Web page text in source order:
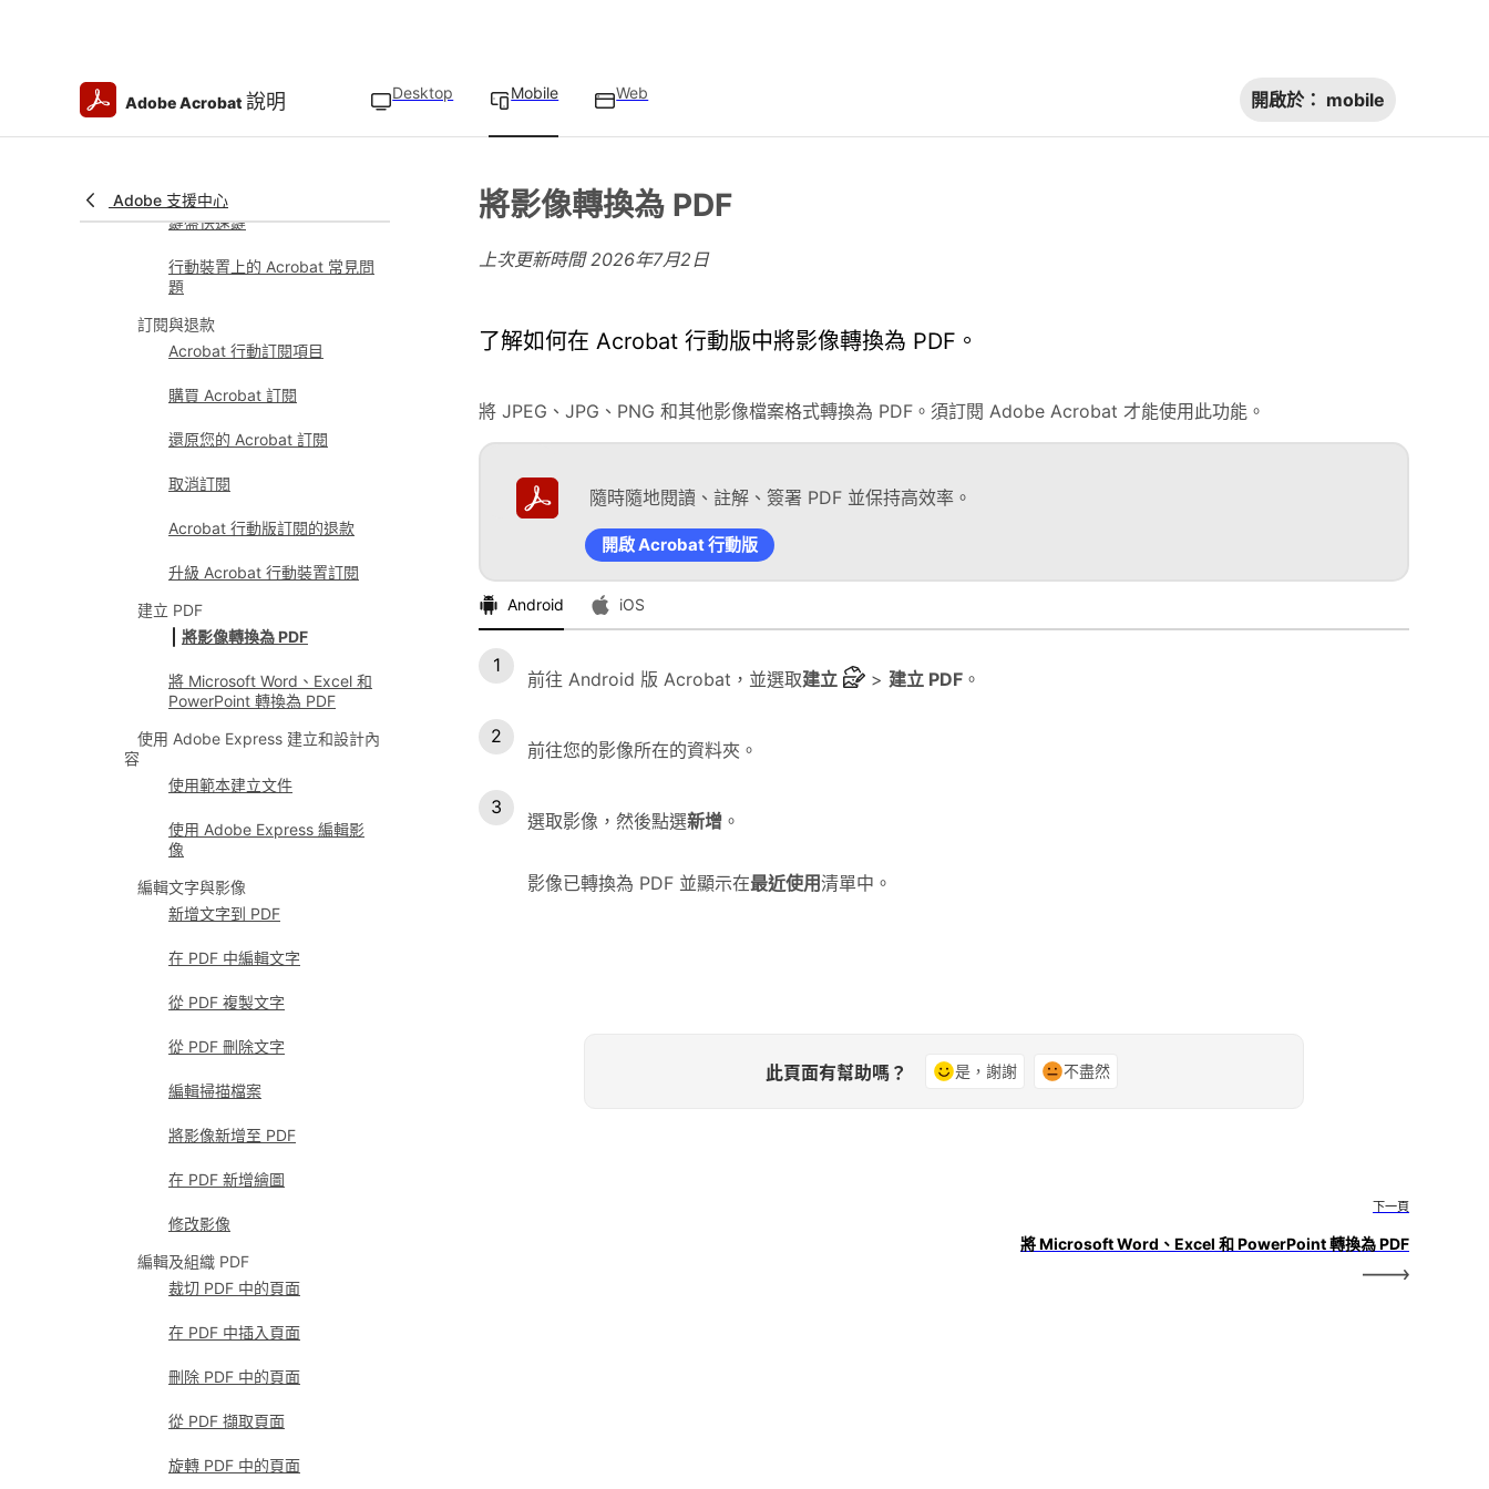
Adobe Acrobat 說明 Desktop Mobile Web 開啟於： mobile
Adobe 支援中心
技術要求
鍵盤快速鍵
行動裝置上的 Acrobat 常見問
題
訂閱與退款
Acrobat 行動訂閱項目
購買 Acrobat 訂閱
還原您的 Acrobat 訂閱
取消訂閱
Acrobat 行動版訂閱的退款
升級 Acrobat 行動裝置訂閱
建立 PDF
將影像轉換為 PDF
將 Microsoft Word、Excel 和
PowerPoint 轉換為 PDF
使用 Adobe Express 建立和設計內
容
使用範本建立文件
使用 Adobe Express 編輯影
像
編輯文字與影像
新增文字到 PDF
在 PDF 中編輯文字
從 PDF 複製文字
從 PDF 刪除文字
編輯掃描檔案
將影像新增至 PDF
在 PDF 新增繪圖
修改影像
編輯及組織 PDF
裁切 PDF 中的頁面
在 PDF 中插入頁面
刪除 PDF 中的頁面
從 PDF 擷取頁面
旋轉 PDF 中的頁面
將影像轉換為 PDF
上次更新時間2026年7月2日
了解如何在 Acrobat 行動版中將影像轉換為 PDF。
將 JPEG、JPG、PNG 和其他影像檔案格式轉換為 PDF。須訂閱 Adobe Acrobat 才能使用此功能。
隨時隨地閱讀、註解、簽署 PDF 並保持高效率。
開啟 Acrobat 行動版
Android iOS
前往 Android 版 Acrobat，並選取建立 > 建立 PDF 。
前往您的影像所在的資料夾。
選取影像，然後點選新增 。
影像已轉換為 PDF 並顯示在最近使用清單中。
此頁面有幫助嗎？ 是，謝謝 不盡然
下一頁
將 Microsoft Word、Excel 和 PowerPoint 轉換為 PDF